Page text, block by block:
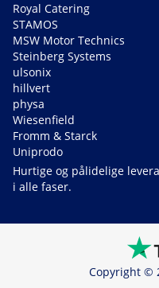
Royal Catering
STAMOS
MSW Motor Technics
Steinberg Systems
ulsonix
hillvert
physa
Wiesenfield
Fromm & Starck
Uniprodo
Hurtige og pålidelige
i alle faser.
Copyright ©